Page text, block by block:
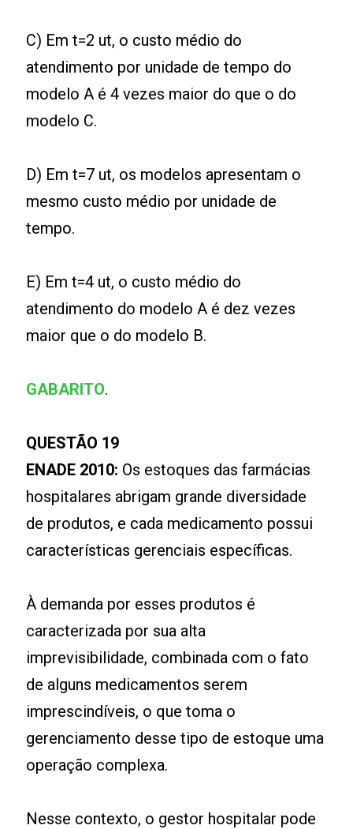
C) Em t=2 ut, o custo médio do
atendimento por unidade de tempo do
modelo A é 4 vezes maior do que o do
modelo C.
D) Em t=7 ut, os modelos apresentam o
mesmo custo médio por unidade de
tempo.
E) Em t=4 ut, o custo médio do
atendimento do modelo A é dez vezes
maior que o do modelo B.
GABARITO.
QUESTÃO 19
ENADE 2010: Os estoques das farmácias
hospitalares abrigam grande diversidade
de produtos, e cada medicamento possui
características gerenciais específicas.
À demanda por esses produtos é
caracterizada por sua alta
imprevisibilidade, combinada com o fato
de alguns medicamentos serem
imprescindíveis, o que toma o
gerenciamento desse tipo de estoque uma
operação complexa.
Nesse contexto, o gestor hospitalar pode